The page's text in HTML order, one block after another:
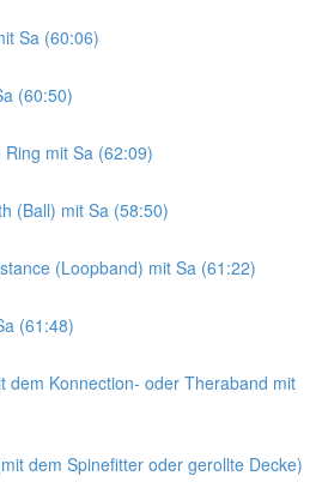
Sa (60:06)
(60:50)
mit Sa (62:09)
(Ball) mit Sa (58:50)
(Loopband) mit Sa (61:22)
(61:48)
dem Konnection- oder Theraband mit
dem Spinefitter oder gerollte Decke)